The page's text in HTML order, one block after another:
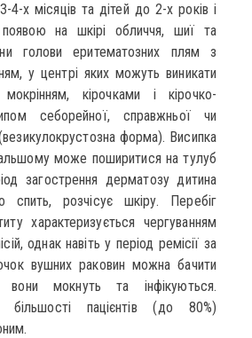
4-х місяців та дітей до 2-х років і
появою на шкірі обличчя, шиї та
голови еритематозних плям з
у центрі яких можуть виникати
кірочками і кірочко-
себорейної, справжньої чи
форма). Висипка
може поширитися на тулуб
загострення дерматозу дитина
спить, розчісує шкіру. Перебіг
характеризується чергуванням
однак навіть у період ремісії за
вушних раковин можна бачити
вони мокнуть та інфікуються.
пацієнтів (до 80%)